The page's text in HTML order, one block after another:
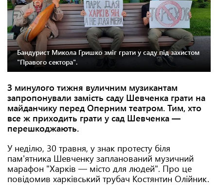
Бандурист Микола Гришко зміг грати у саду під захистом
"Правого сектора".
З минулого тижня вуличним музикантам
запропонували замість саду Шевченка грати на
майданчику перед Оперним театром. Тим, хто
все ж приходить грати у сад Шевченка —
перешкоджають.
У неділю, 30 травня, у знак протесту біля
пам'ятника Шевченку запланований музичний
марафон "Харків — місто для людей". Про це
повідомив харківський трубач Костянтин Олійник.